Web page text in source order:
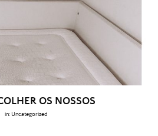
OS NOSSOS
in: Uncategorized